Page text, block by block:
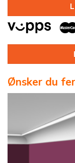
Ønsker du